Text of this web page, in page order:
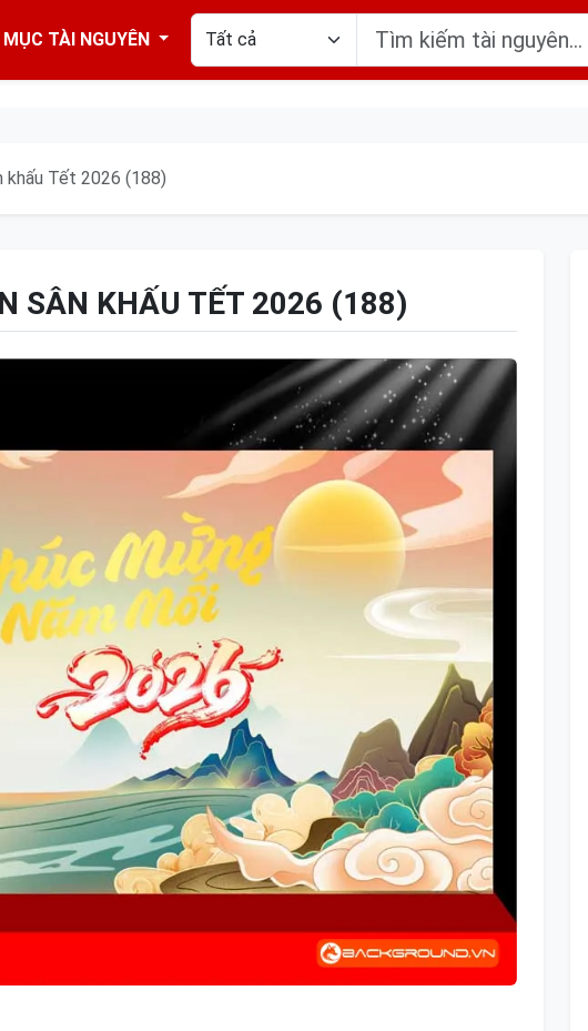
TÀI NGUYÊN
khấu Tết 2026 (188)
SÂN KHẤU TẾT 2026 (188)